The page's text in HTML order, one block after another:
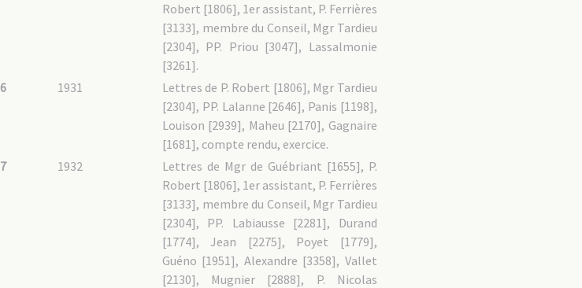
Robert [1806], 1er assistant, P. Ferrières
[3133], membre du Conseil, Mgr Tardieu
[2304], PP. Priou [3047], Lassalmonie
[3261].
1931
Lettres de P. Robert [1806], Mgr Tardieu
[2304], PP. Lalanne [2646], Panis [1198],
Louison [2939], Maheu [2170], Gagnaire
[1681], compte rendu, exercice.
1932
Lettres de Mgr de Guébriant [1655], P.
Robert [1806], 1er assistant, P. Ferrières
[3133], membre du Conseil, Mgr Tardieu
[2304], PP. Labiausse [2281], Durand
[1774], Jean [2275], Poyet [1779],
Guéno [1951], Alexandre [3358], Vallet
[2130], Mugnier [2888], P. Nicolas